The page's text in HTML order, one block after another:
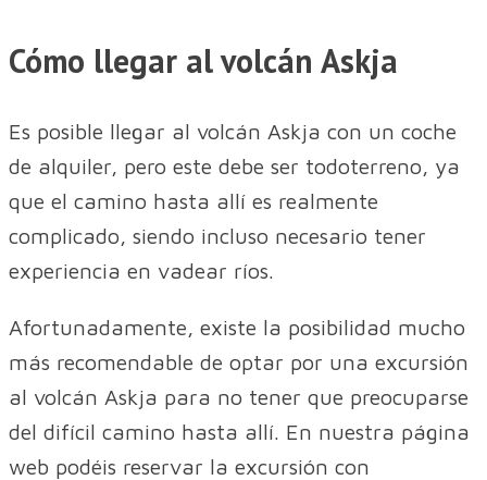
Cómo llegar al volcán Askja
Es posible llegar al volcán Askja con un coche
de alquiler, pero este debe ser todoterreno, ya
que el camino hasta allí es realmente
complicado, siendo incluso necesario tener
experiencia en vadear ríos.
Afortunadamente, existe la posibilidad mucho
más recomendable de optar por una excursión
al volcán Askja para no tener que preocuparse
del difícil camino hasta allí. En nuestra página
web podéis reservar la excursión con